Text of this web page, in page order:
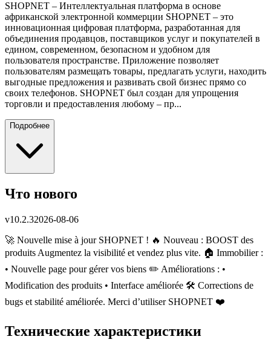
SHOPNET – Интеллектуальная платформа в основе
африканской электронной коммерции SHOPNET – это
инновационная цифровая платформа, разработанная для
объединения продавцов, поставщиков услуг и покупателей в
едином, современном, безопасном и удобном для
пользователя пространстве. Приложение позволяет
пользователям размещать товары, предлагать услуги, находить
выгодные предложения и развивать свой бизнес прямо со
своих телефонов. SHOPNET был создан для упрощения
торговли и предоставления любому – пр...
Подробнее
Что нового
v10.2.32026-08-06
🚀 Nouvelle mise à jour SHOPNET ! 🔥 Nouveau : BOOST des
produits Augmentez la visibilité et vendez plus vite. 🏠 Immobilier :
• Nouvelle page pour gérer vos biens ✏️ Améliorations : •
Modification des produits • Interface améliorée 🛠 Corrections de
bugs et stabilité améliorée. Merci d’utiliser SHOPNET ❤️
Технические характеристики